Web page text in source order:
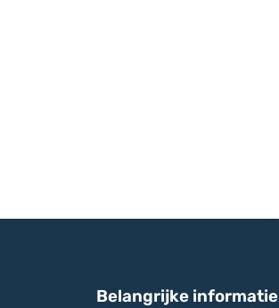
Belangrijke informatie